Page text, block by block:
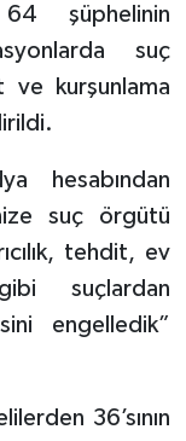
şüphelinin
suç
ve kurşunlama
hesabından
suç örgütü
tehdit, ev
suçlardan
engelledik”
36’sının